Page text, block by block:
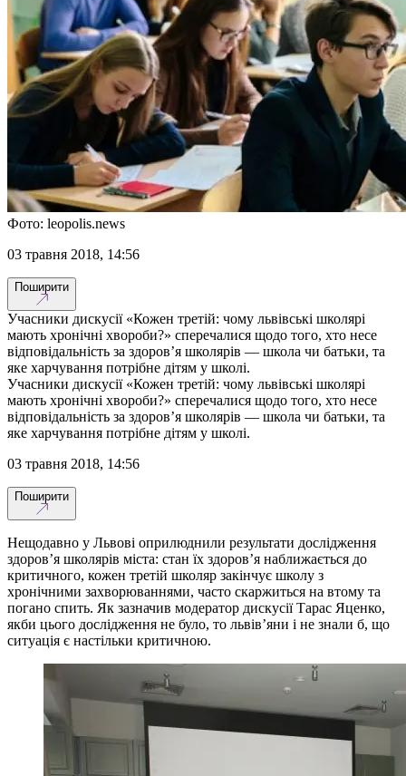
Фото: leopolis.news
03 травня 2018, 14:56
Поширити
Учасники дискусії «Кожен третій: чому львівські школярі
мають хронічні хвороби?» сперечалися щодо того, хто несе
відповідальність за здоров’я школярів — школа чи батьки, та
яке харчування потрібне дітям у школі.
Учасники дискусії «Кожен третій: чому львівські школярі
мають хронічні хвороби?» сперечалися щодо того, хто несе
відповідальність за здоров’я школярів — школа чи батьки, та
яке харчування потрібне дітям у школі.
03 травня 2018, 14:56
Поширити
Нещодавно у Львові оприлюднили результати дослідження
здоров’я школярів міста: стан їх здоров’я наближається до
критичного, кожен третій школяр закінчує школу з
хронічними захворюваннями, часто скаржиться на втому та
погано спить. Як зазначив модератор дискусії Тарас Яценко,
якби цього дослідження не було, то львів’яни і не знали б, що
ситуація є настільки критичною.